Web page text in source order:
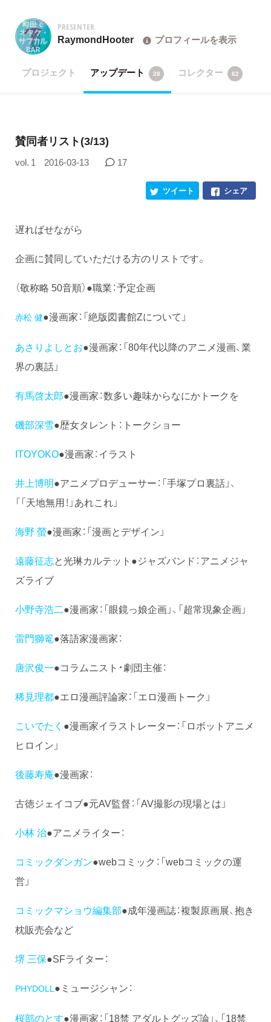
PRESENTER
RaymondHooter プロフィールを表示
プロジェクト アップデート 28 コレクター 62
賛同者リスト(3/13)
vol. 1 2016-03-13 17
シェア
ツイート
遅ればせながら
企画に賛同していただける方のリストです。
（敬称略 50音順）●職業：予定企画
赤松 健●漫画家：「絶版図書館Zについて」
あさりよしとお●漫画家：「80年代以降のアニメ漫画、業
界の裏話」
有馬啓太郎●漫画家：数多い趣味からなにかトークを
磯部深雪●歴女タレント：トークショー
ITOYOKO●漫画家：イラスト
井上博明●アニメプロデューサー：「手塚プロ裏話」、
「「天地無用！」あれこれ」
海野 螢●漫画家：「漫画とデザイン」
遠藤征志と光琳カルテット●ジャズバンド：アニメジャ
ズライブ
小野寺浩二●漫画家：「眼鏡っ娘企画」、「超常現象企画」
雷門獅篭●落語家漫画家：
唐沢俊一●コラムニスト・劇団主催：
稀見理都●エロ漫画評論家：「エロ漫画トーク」
こいでたく ●漫画家イラストレーター：「ロボットアニメ
ヒロイン」
後藤寿庵●漫画家：
古徳ジェイコブ●元AV監督：「AV撮影の現場とは」
小林 治●アニメライター：
コミックダンガン●webコミック：「webコミックの運
営」
コミックマショウ編集部●成年漫画誌：複製原画展、抱き
枕販売会など
堺 三保●SFライター：
PHYDOLL●ミュージシャン：
桜部のとす●漫画家：「18禁 アダルトグッズ論」、「18禁